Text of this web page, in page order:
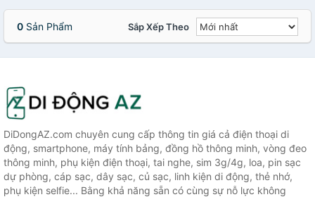
0 Sản Phẩm Sắp Xếp Theo
DiDongAZ.com chuyên cung cấp thông tin giá cả điện thoại di
động, smartphone, máy tính bảng, đồng hồ thông minh, vòng đeo
thông minh, phụ kiện điện thoại, tai nghe, sim 3g/4g, loa, pin sạc
dự phòng, cáp sạc, dây sạc, củ sạc, linh kiện di động, thẻ nhớ,
phụ kiện selfie... Bằng khả năng sẵn có cùng sự nỗ lực không